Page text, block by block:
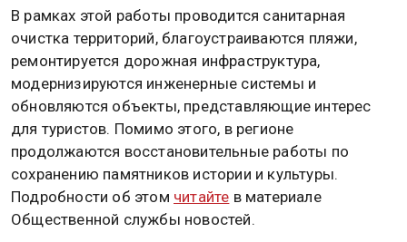
В рамках этой работы проводится санитарная
очистка территорий, благоустраиваются пляжи,
ремонтируется дорожная инфраструктура,
модернизируются инженерные системы и
обновляются объекты, представляющие интерес
для туристов. Помимо этого, в регионе
продолжаются восстановительные работы по
сохранению памятников истории и культуры.
Подробности об этом читайтев материале